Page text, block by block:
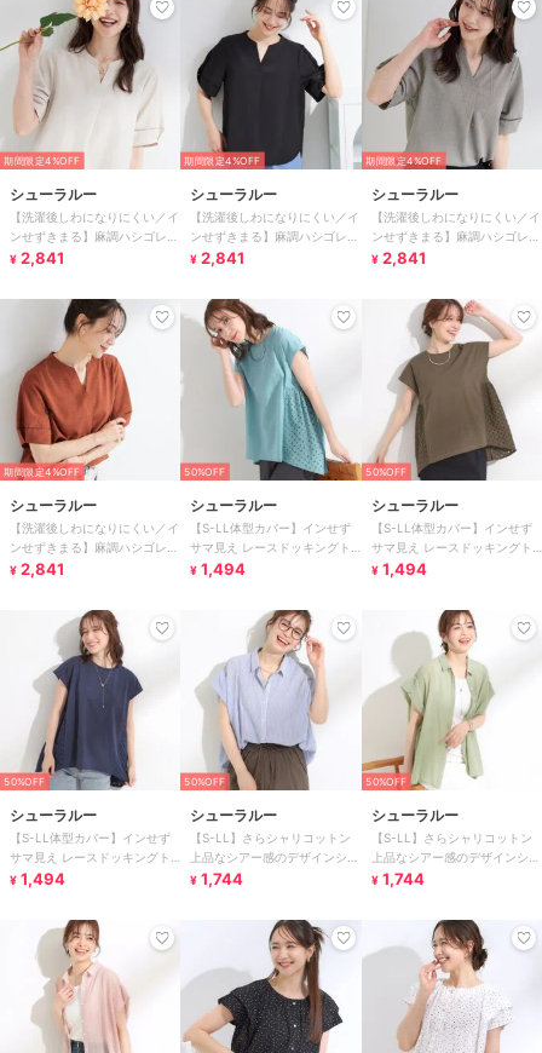
期間限定4%OFF
シューラルー
【洗濯後しわになりにくい／イ
ンせずきまる】麻調ハシゴレー
ススキッパーブラウス
¥ 2,841
期間限定4%OFF
シューラルー
【洗濯後しわになりにくい／イ
ンせずきまる】麻調ハシゴレー
ススキッパーブラウス
¥ 2,841
期間限定4%OFF
シューラルー
【洗濯後しわになりにくい／イ
ンせずきまる】麻調ハシゴレー
ススキッパーブラウス
¥ 2,841
期間限定4%OFF
シューラルー
【洗濯後しわになりにくい／イ
ンせずきまる】麻調ハシゴレー
ススキッパーブラウス
¥ 2,841
50%OFF
シューラルー
【S-LL体型カバー】インせず
サマ見え レースドッキングト
ップス
¥ 1,494
50%OFF
シューラルー
【S-LL体型カバー】インせず
サマ見え レースドッキングト
ップス
¥ 1,494
50%OFF
シューラルー
【S-LL体型カバー】インせず
サマ見え レースドッキングト
ップス
¥ 1,494
50%OFF
シューラルー
【S-LL】さらシャリコットン
上品なシアー感のデザインシャ
ツ
¥ 1,744
50%OFF
シューラルー
【S-LL】さらシャリコットン
上品なシアー感のデザインシャ
ツ
¥ 1,744